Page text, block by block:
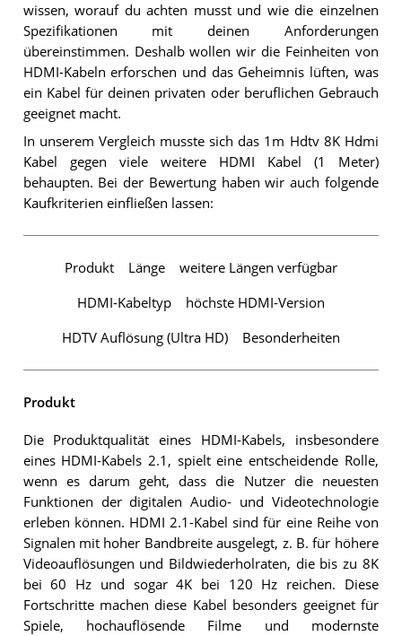
wissen, worauf du achten musst und wie die einzelnen
Spezifikationen mit deinen Anforderungen
übereinstimmen. Deshalb wollen wir die Feinheiten von
HDMI-Kabeln erforschen und das Geheimnis lüften, was
ein Kabel für deinen privaten oder beruflichen Gebrauch
geeignet macht.
In unserem Vergleich musste sich das 1m Hdtv 8K Hdmi
Kabel gegen viele weitere HDMI Kabel (1 Meter)
behaupten. Bei der Bewertung haben wir auch folgende
Kaufkriterien einfließen lassen:
Produkt Länge weitere Längen verfügbar
HDMI-Kabeltyp höchste HDMI-Version
HDTV Auflösung (Ultra HD) Besonderheiten
Produkt
Die Produktqualität eines HDMI-Kabels, insbesondere
eines HDMI-Kabels 2.1, spielt eine entscheidende Rolle,
wenn es darum geht, dass die Nutzer die neuesten
Funktionen der digitalen Audio- und Videotechnologie
erleben können. HDMI 2.1-Kabel sind für eine Reihe von
Signalen mit hoher Bandbreite ausgelegt, z. B. für höhere
Videoauflösungen und Bildwiederholraten, die bis zu 8K
bei 60 Hz und sogar 4K bei 120 Hz reichen. Diese
Fortschritte machen diese Kabel besonders geeignet für
Spiele, hochauflösende Filme und modernste